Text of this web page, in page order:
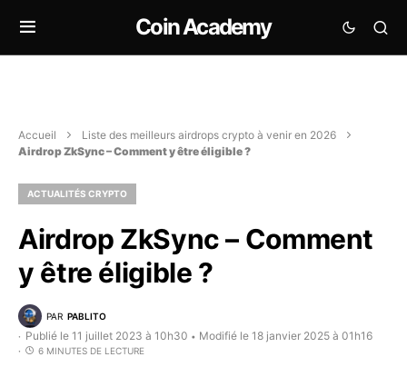
Coin Academy
Accueil
Liste des meilleurs airdrops crypto à venir en 2026
Airdrop ZkSync – Comment y être éligible ?
ACTUALITÉS CRYPTO
Airdrop ZkSync – Comment
y être éligible ?
PAR PABLITO
Publié le 11 juillet 2023 à 10h30 • Modifié le 18 janvier 2025 à 01h16
6 MINUTES DE LECTURE